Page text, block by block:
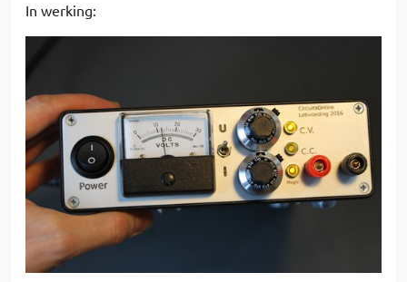
In werking: